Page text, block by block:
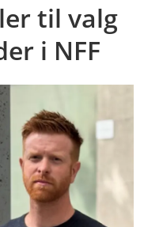
til valg
i NFF